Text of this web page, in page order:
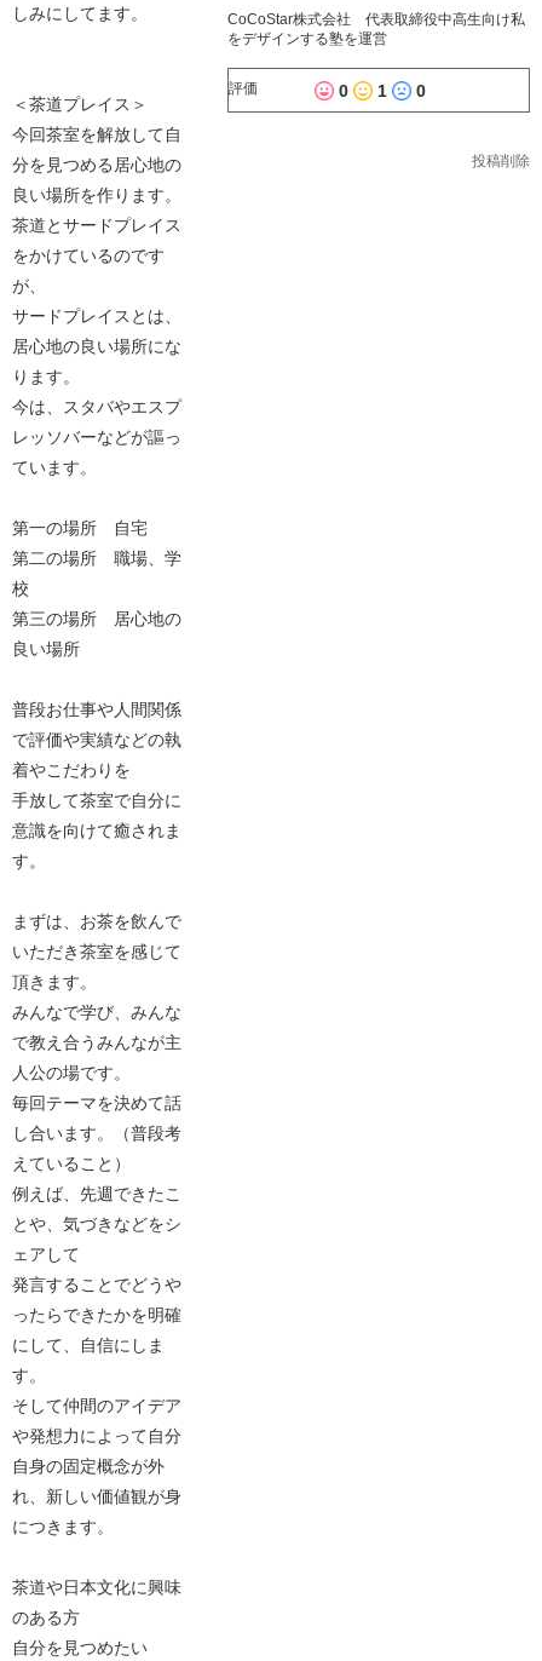
しみにしてます。
＜茶道プレイス＞
今回茶室を解放して自
分を見つめる居心地の
良い場所を作ります。
茶道とサードプレイス
をかけているのです
が、
サードプレイスとは、
居心地の良い場所にな
ります。
今は、スタバやエスプ
レッソバーなどが謳っ
ています。
第一の場所 自宅
第二の場所 職場、学
校
第三の場所 居心地の
良い場所
普段お仕事や人間関係
で評価や実績などの執
着やこだわりを
手放して茶室で自分に
意識を向けて癒されま
す。
まずは、お茶を飲んで
いただき茶室を感じて
頂きます。
みんなで学び、みんな
で教え合うみんなが主
人公の場です。
毎回テーマを決めて話
し合います。（普段考
えていること）
例えば、先週できたこ
とや、気づきなどをシ
ェアして
発言することでどうや
ったらできたかを明確
にして、自信にしま
す。
そして仲間のアイデア
や発想力によって自分
自身の固定概念が外
れ、新しい価値観が身
につきます。
茶道や日本文化に興味
のある方
自分を見つめたい
CoCoStar株式会社 代表取締役中高生向け私
をデザインする塾を運営
評価 0 1 0
投稿削除